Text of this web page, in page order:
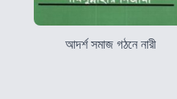
আদর্শ সমাজ গঠনে নারী